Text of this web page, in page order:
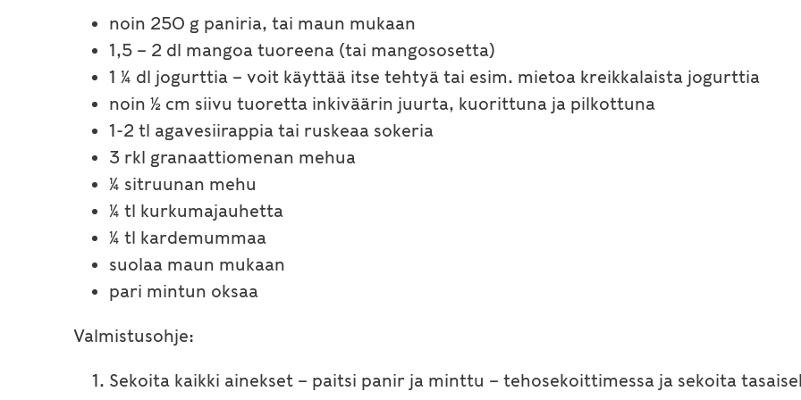
noin 250 g paniria, tai maun mukaan
1,5 – 2 dl mangoa tuoreena (tai mangososetta)
1 ¼ dl jogurttia – voit käyttää itse tehtyä tai esim. mietoa kreikkalaista jogurttia
noin ½ cm siivu tuoretta inkiväärin juurta, kuorittuna ja pilkottuna
1-2 tl agavesiirappia tai ruskeaa sokeria
3 rkl granaattiomenan mehua
¼ sitruunan mehu
¼ tl kurkumajauhetta
¼ tl kardemummaa
suolaa maun mukaan
pari mintun oksaa
Valmistusohje:
Sekoita kaikki ainekset – paitsi panir ja minttu – tehosekoittimessa ja sekoita